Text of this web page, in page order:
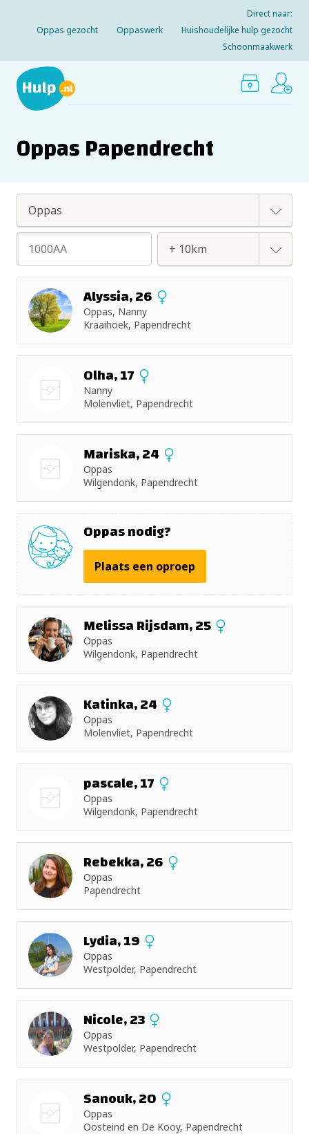
Direct naar:
Oppas gezocht
Oppaswerk
Huishoudelijke hulp gezocht
Schoonmaakwerk
Oppas Papendrecht
Oppas
Huishoudelijke hulp + 2km
+ 10km
+ 50km
Alyssia, 26
Oppas, Nanny
Kraaihoek, Papendrecht
Olha, 17
Nanny
Molenvliet, Papendrecht
Mariska, 24
Oppas
Wilgendonk, Papendrecht
Oppas nodig?
Plaats een oproep
Melissa Rijsdam, 25
Oppas
Wilgendonk, Papendrecht
Katinka, 24
Oppas
Molenvliet, Papendrecht
pascale, 17
Oppas
Wilgendonk, Papendrecht
Rebekka, 26
Oppas
Papendrecht
Lydia, 19
Oppas
Westpolder, Papendrecht
Nicole, 23
Oppas
Westpolder, Papendrecht
Sanouk, 20
Oppas
Oosteind en De Kooy, Papendrecht